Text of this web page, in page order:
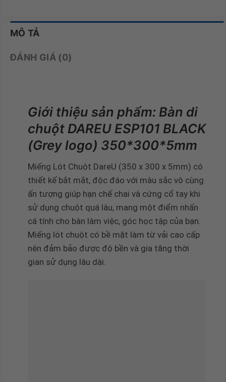
MÔ TẢ
ĐÁNH GIÁ (0)
Giới thiệu sản phẩm: Bàn di
chuột DAREU ESP101 BLACK
(Grey logo) 350*300*5mm
Miếng Lót Chuột DareU (350 x 300 x 5mm) có
thiết kế bắt mắt, độc đáo với màu sắc vô cùng
ấn tượng giúp hạn chế chai và cứng cổ tay khi
sử dụng chuột quá lâu, mang một điểm nhấn
cá tính cho bàn làm việc, góc học tập của bạn.
Miếng lót chuột có bề mặt làm từ vải cao cấp
nên đảm bảo được độ bền và gia tăng thời
gian sử dụng lâu dài.